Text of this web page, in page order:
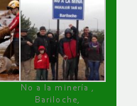
No a la minería ,
Bariloche,